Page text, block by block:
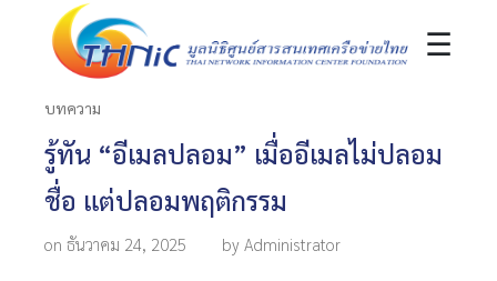
☰
บทความ
รู้ทัน “อีเมลปลอม” เมื่ออีเมลไม่ปลอม
ชื่อ แต่ปลอมพฤติกรรม
on ธันวาคม 24, 2025 by Administrator